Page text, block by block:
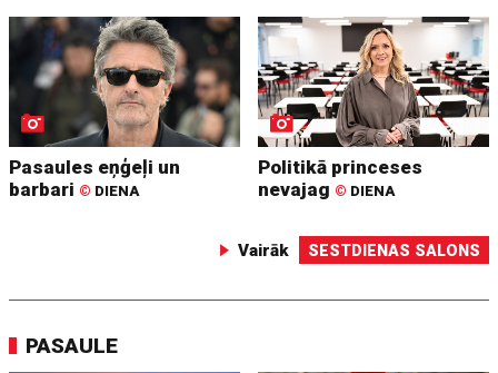
Pasaules eņģeļi un
barbari © DIENA
Politikā princeses
nevajag © DIENA
Vairāk SESTDIENAS SALONS
PASAULE